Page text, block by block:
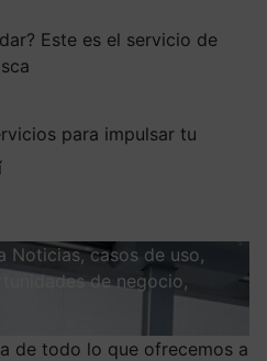
Este es el servicio de
para impulsar tu
Noticias, casos de uso,
de negocio,
de todo lo que ofrecemos a